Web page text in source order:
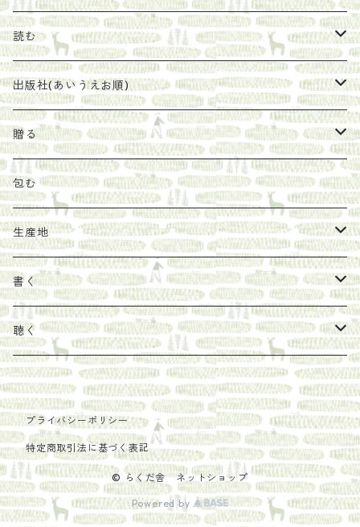
珈琲豆
太山寺珈琲焙煎室
うめぼし
塩
オリーブオイル
その他
マスコバド糖
しょうがパウダー
野菜・果物
新しょうが
レモン
エコラップ
石けん
ヘチマたわし
陶器
馬目隆宏
絵
タンブラー
読む
刊行から時間が経ったけれど、長く売り続けたい一冊
贈り物に勧めたい絵本
紀伊半島ブックマルシェ関連本
らくだ舎出帆室の参考本など
新刊では販売しづらくなった本を巡らせて
古本や自由価格本から探す
出版社(あいうえお順)
らくだ舎出帆室
リトルプレス
mario books
タイドラー
Sakumag
地下BOOKS
疋田千里
PHILOSOPHIA
椋本悠哉
海外出版社
古本
あ行
明石書店
赤々舎
亜紀書房
あさやけ出版
か行
偕成社
笠間書院
柏書房
さ行
里山社
左右社
た行
大和書房
贈る
包装
ギフトセット
カレンダー
カップ
ステッカー
包む
生産地
色川
そこそこ農園
農家民泊JUGEM
だものみち
安田農園
フィリピン
パレスチナ
インドネシア
メキシコ
書く
カムワッカ
らくだ舎
ポストカード
聴く
里
COLECTIVO ALTEPE
プライバシーポリシー
特定商取引法に基づく表記
© らくだ舎 ネットショップ
Powered by